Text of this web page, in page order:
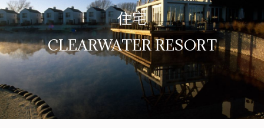
住宅
CLEARWATER RESORT